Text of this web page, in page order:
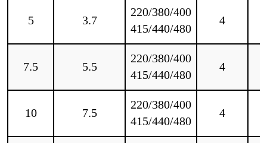
5 3.7
220/380/400
415/440/480
4
7.5 5.5
220/380/400
415/440/480
4
10 7.5
220/380/400
415/440/480
4